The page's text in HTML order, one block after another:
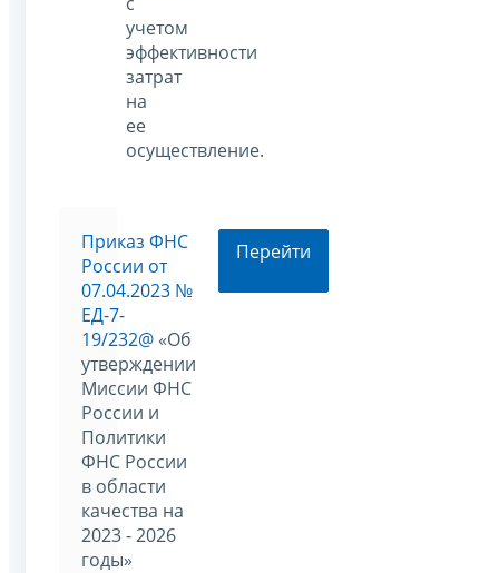
учетом
эффективности
затрат
на
ее
осуществление.
Приказ ФНС
России от
07.04.2023 №
ЕД-7-
19/232@ «Об
утверждении
Миссии ФНС
России и
Политики
ФНС России
в области
качества на
2023 - 2026
годы»
Перейти